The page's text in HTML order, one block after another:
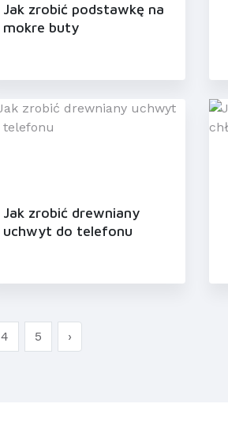
Jak zrobić podstawkę na
mokre buty
Jak zrobić drewniany
uchwyt do telefonu
4 5 ›